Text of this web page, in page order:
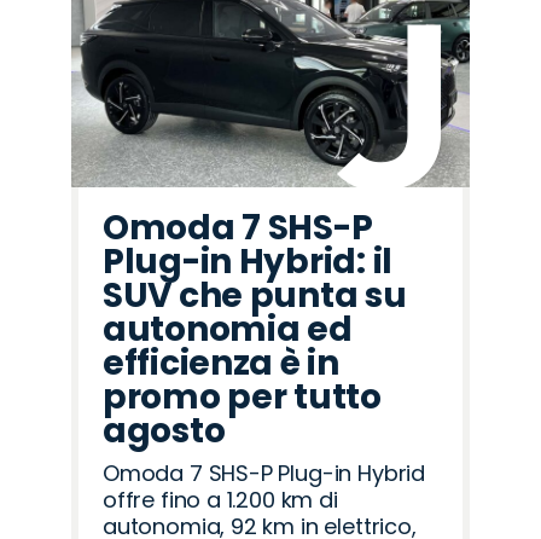
Omoda 7 SHS-P
Plug-in Hybrid: il
SUV che punta su
autonomia ed
efficienza è in
promo per tutto
agosto
Omoda 7 SHS-P Plug-in Hybrid
offre fino a 1.200 km di
autonomia, 92 km in elettrico,